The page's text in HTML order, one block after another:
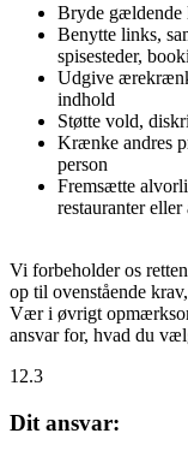
Bryde
Benytte links,
spisesteder,
Udgive
indhold
Støtte vold,
Krænke andres
person
Fremsætte
restauranter eller
Vi forbeholder os
op til ovenstående
Vær i øvrigt
ansvar for, hvad du
12.3
Dit ansvar: